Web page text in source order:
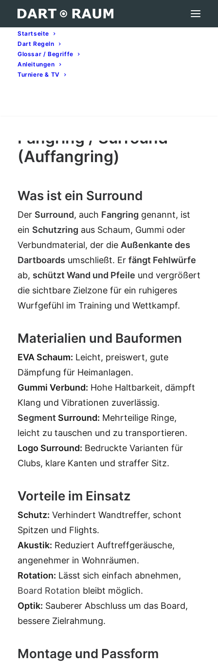
Startseite
Dart Regeln
Glossar / Begriffe
Anleitungen
Turniere & TV
Fangring / Surround (Auffangring) – Darts-
Home
Darts-Glossar (A–Z): Begriffe & Bedeutung
Fangring / Surround
(Auffangring)
Was ist ein Surround
Der Surround, auch Fangring genannt, ist
ein Schutzring aus Schaum, Gummi oder
Verbundmaterial, der die Außenkante des
Dartboards umschließt. Er fängt Fehlwürfe
ab, schützt Wand und Pfeile und vergrößert
die sichtbare Zielzone für ein ruhigeres
Wurfgefühl im Training und Wettkampf.
Materialien und Bauformen
EVA Schaum: Leicht, preiswert, gute
Dämpfung für Heimanlagen.
Gummi Verbund: Hohe Haltbarkeit, dämpft
Klang und Vibrationen zuverlässig.
Segment Surround: Mehrteilige Ringe,
leicht zu tauschen und zu transportieren.
Logo Surround: Bedruckte Varianten für
Clubs, klare Kanten und straffer Sitz.
Vorteile im Einsatz
Schutz: Verhindert Wandtreffer, schont
Spitzen und Flights.
Akustik: Reduziert Auftreffgeräusche,
angenehmer in Wohnräumen.
Rotation: Lässt sich einfach abnehmen,
Board Rotation bleibt möglich.
Optik: Sauberer Abschluss um das Board,
bessere Zielrahmung.
Montage und Passform